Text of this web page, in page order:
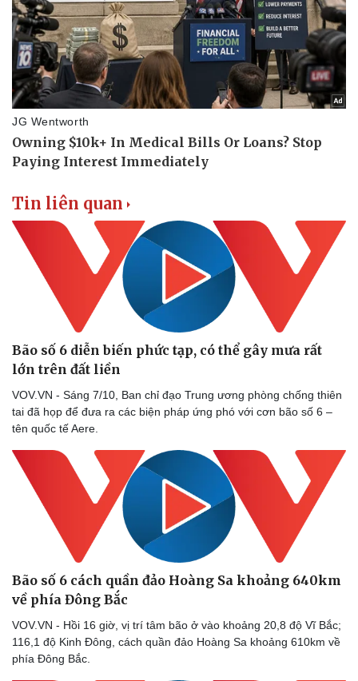
Doanh nghiệp
Thông tin doanh nghiệp
Doanh nghiệp 24h
Doanh nhân
Vì cộng đồng
Sành điệu
Tin Công nghệ
Trải nghiệm
Chuyển đổi số
Tin liên quan
Bão số 6 diễn biến phức tạp, có thể gây mưa rất
lớn trên đất liền
VOV.VN - Sáng 7/10, Ban chỉ đạo Trung ương phòng chống thiên
tai đã họp để đưa ra các biện pháp ứng phó với cơn bão số 6 –
tên quốc tế Aere.
Bão số 6 cách quần đảo Hoàng Sa khoảng 640km
về phía Đông Bắc
VOV.VN - Hồi 16 giờ, vị trí tâm bão ở vào khoảng 20,8 độ Vĩ Bắc;
116,1 độ Kinh Đông, cách quần đảo Hoàng Sa khoảng 610km về
phía Đông Bắc.